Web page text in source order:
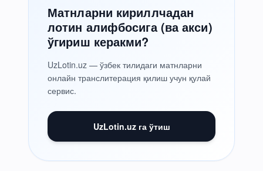
Матнларни кириллчадан
лотин алифбосига (ва акси)
ўгириш керакми?
UzLotin.uz — ўзбек тилидаги матнларни
онлайн транслитерация қилиш учун қулай
сервис.
UzLotin.uz га ўтиш